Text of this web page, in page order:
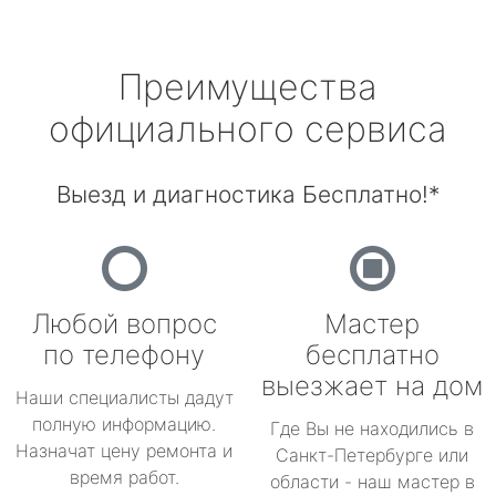
Преимущества
официального сервиса
Выезд и диагностика Бесплатно!*
Любой вопрос
по телефону
Наши специалисты дадут
полную информацию.
Назначат цену ремонта и
время работ.
Мастер
бесплатно
выезжает на дом
Где Вы не находились в
Санкт-Петербурге или
области - наш мастер в